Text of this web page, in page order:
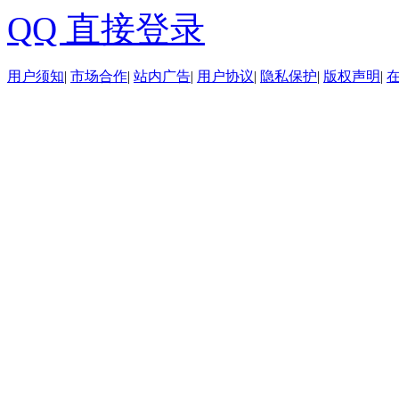
QQ 直接登录
用户须知| 市场合作| 站内广告| 用户协议| 隐私保护| 版权声明|